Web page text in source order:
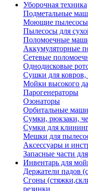
Уборочная техника
Подметальные
Моющие пылесосы
Пылесосы для
Поломоечные
Аккумуляторные
Сетевые
Однодисковые
Сушки для ковров,
Мойки высокого
Парогенераторы
Озонаторы
Орбитальные
Сумки, рюкзаки,
Сумки для
Мешки для
Аксессуары и
Запасные части
Инвентарь для
Держатели падов
Сгоны
резинки